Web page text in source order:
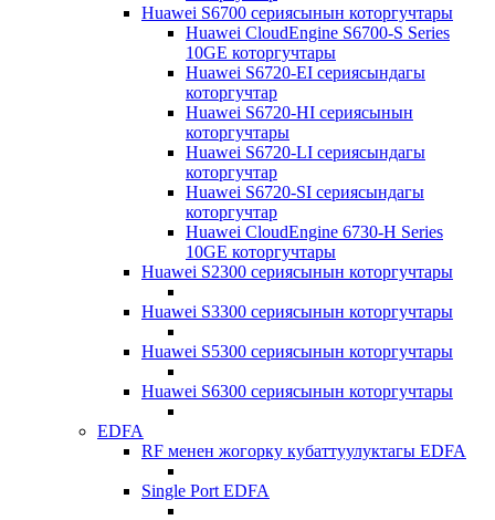
Huawei S6700 сериясынын которгучтары
Huawei CloudEngine S6700-S Series
10GE которгучтары
Huawei S6720-EI сериясындагы
которгучтар
Huawei S6720-HI сериясынын
которгучтары
Huawei S6720-LI сериясындагы
которгучтар
Huawei S6720-SI сериясындагы
которгучтар
Huawei CloudEngine 6730-H Series
10GE которгучтары
Huawei S2300 сериясынын которгучтары
Huawei S3300 сериясынын которгучтары
Huawei S5300 сериясынын которгучтары
Huawei S6300 сериясынын которгучтары
EDFA
RF менен жогорку кубаттуулуктагы EDFA
Single Port EDFA